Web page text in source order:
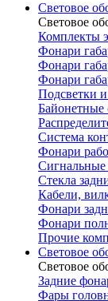
Световое
Световое
Комплекты
Фонари
Фонари
Фонари
Подсветки
Байонетные
Система
Фонари
Сигнальные
Стекла
Кабели,
Фонари
Фонари
Прочие
Световое
Световое
Задние
Фары